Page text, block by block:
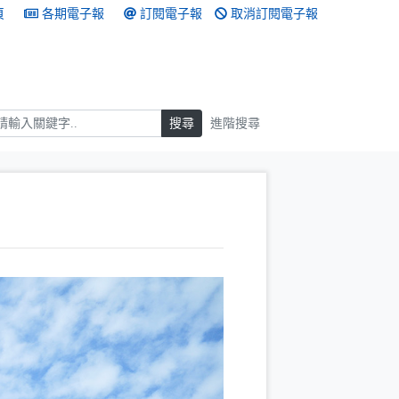
各期電子報 訂閱電子報 取消訂閱電子報
搜尋 進階搜尋